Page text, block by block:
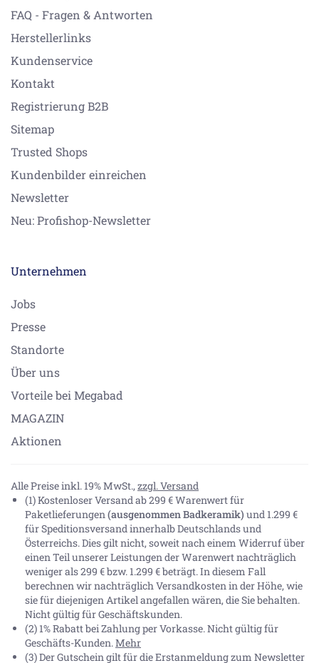
FAQ - Fragen & Antworten
Herstellerlinks
Kundenservice
Kontakt
Registrierung B2B
Sitemap
Trusted Shops
Kundenbilder einreichen
Newsletter
Neu: Profishop-Newsletter
Unternehmen
Jobs
Presse
Standorte
Über uns
Vorteile bei Megabad
MAGAZIN
Aktionen
Alle Preise inkl. 19% MwSt., zzgl. Versand
(1) Kostenloser Versand ab 299 € Warenwert für
Paketlieferungen(ausgenommen Badkeramik) und 1.299 €
für Speditionsversand innerhalb Deutschlands und
Österreichs. Dies gilt nicht, soweit nach einem Widerruf über
einen Teil unserer Leistungen der Warenwert nachträglich
weniger als 299 € bzw. 1.299 € beträgt. In diesem Fall
berechnen wir nachträglich Versandkosten in der Höhe, wie
sie für diejenigen Artikel angefallen wären, die Sie behalten.
Nicht gültig für Geschäftskunden.
(2) 1% Rabatt bei Zahlung per Vorkasse. Nicht gültig für
Geschäfts-Kunden.Mehr
(3) Der Gutschein gilt für die Erstanmeldung zum Newsletter